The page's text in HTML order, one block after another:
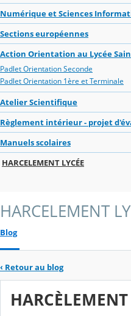
Numérique et Sciences
Sections européennes
Action Orientation au Lycée
Padlet Orientation Seconde
Padlet Orientation 1ère et Terminale
Atelier Scientifique
Règlement intérieur - projet
Manuels scolaires
HARCELEMENT LYCÉE
HARCELEMENT
Blog
‹ Retour au blog
HARCÈLEMENT